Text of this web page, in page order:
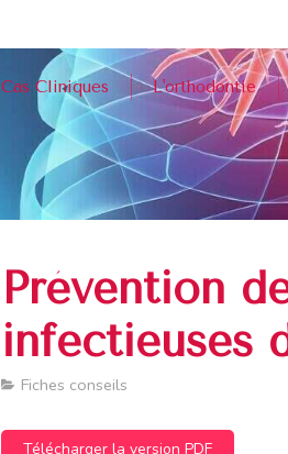
Cas Cliniques L'orthodontie
Prévention
infectieuses
Fiches conseils
Télécharger la version PDF